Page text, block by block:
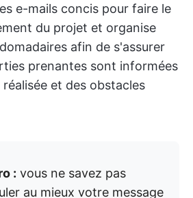
e-mails concis pour faire le
du projet et organise
afin de s'assurer
prenantes sont informées
et des obstacles
: vous ne savez pas
au mieux votre message